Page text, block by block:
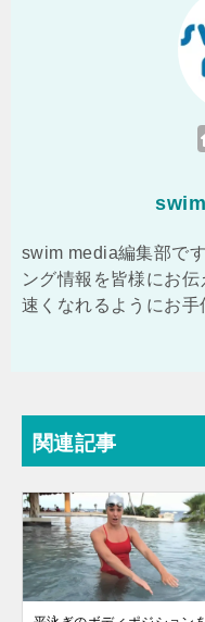
swim media編集部で
ング情報を皆様にお
速くなれるようにお手
関連記事